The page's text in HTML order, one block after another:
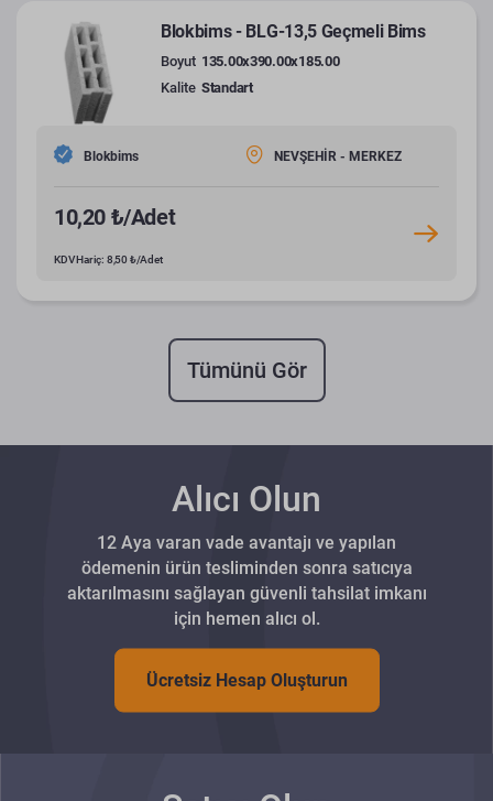
Blokbims - BLG-13,5 Geçmeli Bims
Boyut 135.00x390.00x185.00
Kalite Standart
Blokbims NEVŞEHİR - MERKEZ
10,20 ₺/Adet
KDV Hariç: 8,50 ₺/Adet
Tümünü Gör
Alıcı Olun
12 Aya varan vade avantajı ve yapılan
ödemenin ürün tesliminden sonra satıcıya
aktarılmasını sağlayan güvenli tahsilat imkanı
için hemen alıcı ol.
Ücretsiz Hesap Oluşturun